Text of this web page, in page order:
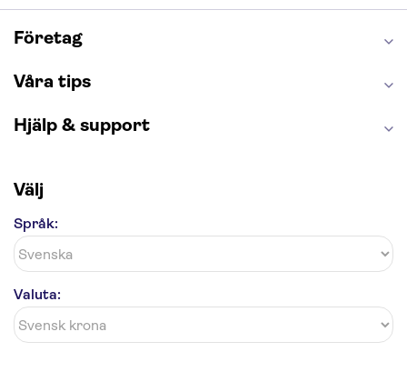
Saltgruvan i Wieliczka
Alhambra
Caminito del Rey
London Dungeon
Företag
Våra tips
Hjälp & support
Välj
Språk:
Valuta: